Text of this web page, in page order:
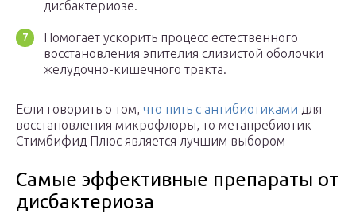
дисбактериозе.
Помогает ускорить процесс естественного
восстановления эпителия слизистой оболочки
желудочно-кишечного тракта.
Если говорить о том, что пить с антибиотиками для
восстановления микрофлоры, то метапребиотик
Стимбифид Плюс является лучшим выбором
Самые эффективные препараты от
дисбактериоза